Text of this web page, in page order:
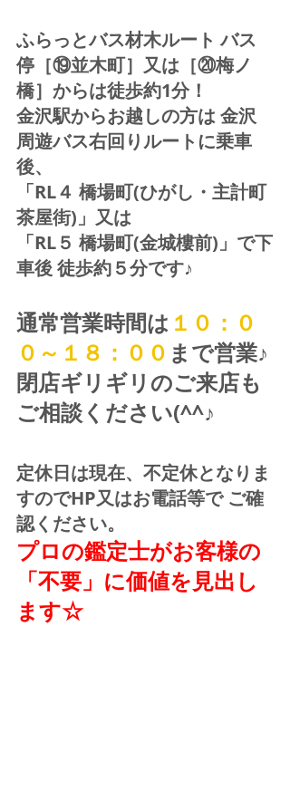
ふらっとバス材木ルート バス
停［⑲並木町］又は［⑳梅ノ
橋］からは徒歩約1分！
金沢駅からお越しの方は 金沢
周遊バス右回りルートに乗車
後、
「RL４ 橋場町(ひがし・主計町
茶屋街)」又は
「RL５ 橋場町(金城樓前)」で下
車後 徒歩約５分です♪
通常営業時間は １０：０
０～１８：００ まで営業♪
閉店ギリギリのご来店も
ご相談ください(^^♪
定休日は現在、不定休となりま
すのでHP又はお電話等で ご確
認ください。
プロの鑑定士がお客様の
「不要」に価値を見出し
ます☆